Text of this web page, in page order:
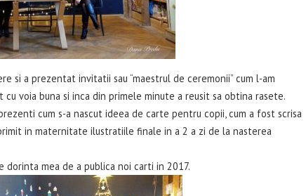
si a prezentat invitatii sau “maestrul de ceremonii” cum l-am
cu voia buna si inca din primele minute a reusit sa obtina rasete.
cum s-a nascut ideea de carte pentru copii, cum a fost scrisa
in maternitate ilustratiile finale in a 2 a zi de la nasterea
dorinta mea de a publica noi carti in 2017.